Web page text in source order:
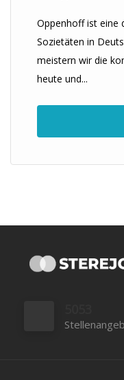
Oppenhoff ist eine
Sozietäten in
meistern wir die
heute und...